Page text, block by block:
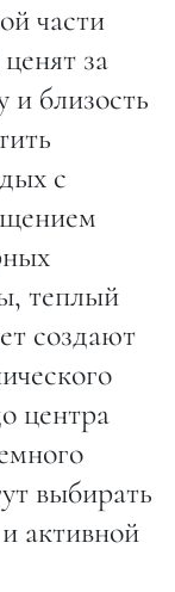
части
за
и близость
с
теплый
создают
центра
выбирать
активной